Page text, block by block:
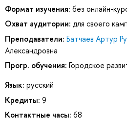
Формат изучения: без онлайн-
Охват аудитории: для своего
Преподаватели: Батчаев Артур
Александровна
Прогр. обучения: Городское
Язык: русский
Кредиты: 9
Контактные часы: 68